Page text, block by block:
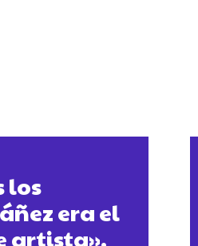
los
era el
artista».